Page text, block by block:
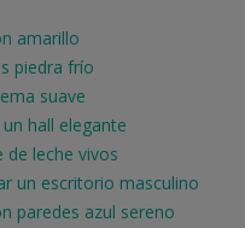
amarillo
piedra frío
suave
hall elegante
de leche vivos
un escritorio masculino
paredes azul sereno